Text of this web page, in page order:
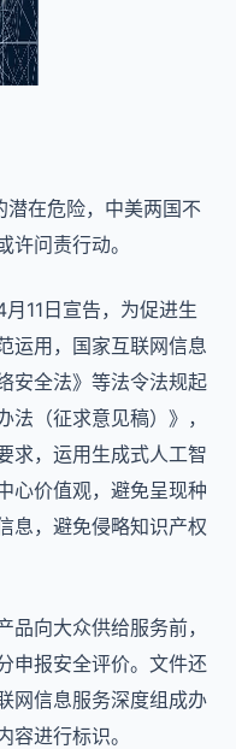
在危险，中美两国不
问责行动。
11日宣告，为促进生
运用，国家互联网信息
安全法》等法令法规起
（征求意见稿）》，
求，运用生成式人工智
心价值观，避免呈现种
息，避免侵略知识产权
向大众供给服务前，
申报安全评价。文件还
网信息服务深度组成办
进行标识。